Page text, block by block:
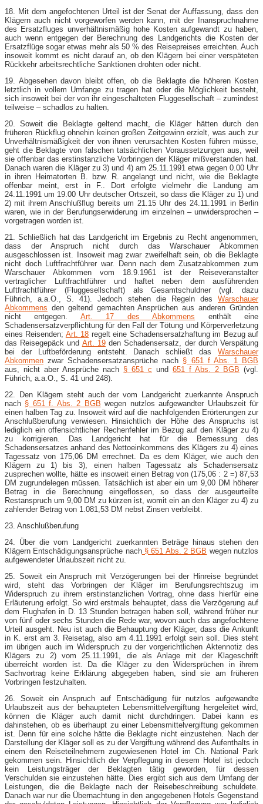
18. Mit dem angefochtenen Urteil ist der Senat der Auffassung, dass den
Klägern auch nicht vorgeworfen werden kann, mit der Inanspruchnahme
des Ersatzfluges unverhältnismäßig hohe Kosten aufgewandt zu haben,
auch wenn entgegen der Berechnung des Landgerichts die Kosten der
Ersatzflüge sogar etwas mehr als 50 % des Reisepreises erreichten. Auch
insoweit kommt es nicht darauf an, ob den Klägern bei einer verspäteten
Rückkehr arbeitsrechtliche Sanktionen drohten oder nicht.
19. Abgesehen davon bleibt offen, ob die Beklagte die höheren Kosten
letztlich in vollem Umfange zu tragen hat oder die Möglichkeit besteht,
sich insoweit bei der von ihr eingeschalteten Fluggesellschaft – zumindest
teilweise – schadlos zu halten.
20. Soweit die Beklagte geltend macht, die Kläger hätten durch den
früheren Rückflug ohnehin keinen großen Zeitgewinn erzielt, was auch zur
Unverhältnismäßigkeit der von ihnen verursachten Kosten führen müsse,
geht die Beklagte von falschen tatsächlichen Voraussetzungen aus, weil
sie offenbar das erstinstanzliche Vorbringen der Kläger mißverstanden hat.
Danach waren die Kläger zu 3) und 4) am 25.11.1991 etwa gegen 0.00 Uhr
in ihren Heimatorten B. bzw. R. angelangt und nicht, wie die Beklagte
offenbar meint, erst in F.. Dort erfolgte vielmehr die Landung am
24.11.1991 um 19.00 Uhr deutscher Ortszeit, so dass die Kläger zu 1) und
2) mit ihrem Anschlußflug bereits um 21.15 Uhr des 24.11.1991 in Berlin
waren, wie in der Berufungserwiderung im einzelnen – unwidersprochen –
vorgetragen worden ist.
21. Schließlich hat das Landgericht im Ergebnis zu Recht angenommen,
dass der Anspruch nicht durch das Warschauer Abkommen
ausgeschlossen ist. Insoweit mag zwar zweifelhaft sein, ob die Beklagte
nicht doch Luftfrachtführer war. Denn nach dem Zusatzabkommen zum
Warschauer Abkommen vom 18.9.1961 ist der Reiseveranstalter
vertraglicher Luftfrachtführer und haftet neben dem ausführenden
Luftfrachtführer (Fluggesellschaft) als Gesamtschuldner (vgl. dazu
Führich, a.a.O., S. 41). Jedoch stehen die Regeln des Warschauer
Abkommens den geltend gemachten Ansprüchen aus anderen Gründen
nicht entgegen. Art. 17 des Abkommens enthält eine
Schadensersatzverpflichtung für den Fall der Tötung und Körperverletzung
eines Reisenden; Art. 18 regelt eine Schadensersatzhaftung im Bezug auf
das Reisegepäck und Art. 19den Schadensersatz, der durch Verspätung
bei der Luftbeförderung entsteht. Danach schließt das Warschauer
Abkommen zwar Schadensersatzansprüche nach § 651 f Abs. 1 BGB
aus, nicht aber Ansprüche nach § 651 c und 651 f Abs. 2 BGB (vgl.
Führich, a.a.O., S. 41 und 248).
22. Den Klägern steht auch der vom Landgericht zuerkannte Anspruch
nach § 651 f. Abs. 2 BGB wegen nutzlos aufgewandter Urlaubszeit für
einen halben Tag zu. Insoweit wird auf die nachfolgenden Erörterungen zur
Anschlußberufung verwiesen. Hinsichtlich der Höhe des Anspruchs ist
lediglich ein offensichtlicher Rechenfehler im Bezug auf den Kläger zu 4)
zu korrigieren. Das Landgericht hat für die Bemessung des
Schadensersatzes anhand des Nettoeinkommens des Klägers zu 4) eines
Tagessatz von 175,06 DM errechnet. Da es dem Kläger, wie auch den
Klägern zu 1) bis 3), einen halben Tagessatz als Schadensersatz
zusprechen wollte, hätte es insoweit einen Betrag von (175,06 : 2 =) 87,53
DM zugrundelegen müssen. Tatsächlich ist aber ein um 9,00 DM höherer
Betrag in die Berechnung eingeflossen, so dass der ausgeurteilte
Restanspruch um 9,00 DM zu kürzen ist, womit ein an den Kläger zu 4) zu
zahlender Betrag von 1.081,53 DM nebst Zinsen verbleibt.
23. Anschlußberufung
24. Über die vom Landgericht zuerkannten Beträge hinaus stehen den
Klägern Entschädigungsansprüche nach§ 651 Abs. 2 BGB wegen nutzlos
aufgewendeter Urlaubszeit nicht zu.
25. Soweit ein Anspruch mit Verzögerungen bei der Hinreise begründet
wird, steht das Vorbringen der Kläger im Berufungsrechtszug im
Widerspruch zu ihrem erstinstanzlichen Vortrag, ohne dass hierfür eine
Erläuterung erfolgt. So wird erstmals behauptet, dass die Verzögerung auf
dem Flughafen in D. 13 Stunden betragen haben soll, während früher nur
von fünf oder sechs Stunden die Rede war, wovon auch das angefochtene
Urteil ausgeht. Neu ist auch die Behauptung der Kläger, dass die Ankunft
in K. erst am 3. Reisetag, also am 4.11.1991 erfolgt sein soll. Dies steht
im übrigen auch im Widerspruch zu der vorgerichtlichen Aktennotiz des
Klägers zu 2) vom 25.11.1991, die als Anlage mit der Klageschrift
überreicht worden ist. Da die Kläger zu den Widersprüchen in ihrem
Sachvortrag keine Erklärung abgegeben haben, sind sie am früheren
Vorbringen festzuhalten.
26. Soweit ein Anspruch auf Entschädigung für nutzlos aufgewandte
Urlaubszeit aus der behaupteten Lebensmittelvergiftung hergeleitet wird,
können die Kläger auch damit nicht durchdringen. Dabei kann es
dahinstehen, ob es überhaupt zu einer Lebensmittelvergiftung gekommen
ist. Denn für eine solche hätte die Beklagte nicht einzustehen. Nach der
Darstellung der Kläger soll es zu der Vergiftung während des Aufenthalts in
einem den Reiseteilnehmern zugewiesenen Hotel im Ch. National Park
gekommen sein. Hinsichtlich der Verpflegung in diesem Hotel ist jedoch
kein Leistungsträger der Beklagten tätig geworden, für dessen
Verschulden sie einzustehen hätte. Dies ergibt sich aus dem Umfang der
Leistungen, die die Beklagte nach der Reisebeschreibung schuldete.
Danach war nur die Übernachtung in den angegebenen Hotels Gegenstand